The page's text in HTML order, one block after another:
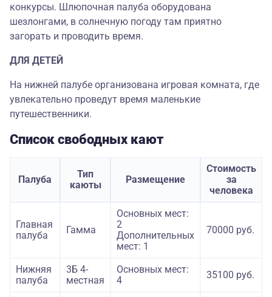
конкурсы. Шлюпочная палуба оборудована
шезлонгами, в солнечную погоду там приятно
загорать и проводить время.
ДЛЯ ДЕТЕЙ
На нижней палубе организована игровая комната, где
увлекательно проведут время маленькие
путешественники.
Список свободных кают
Палуба
Тип
каюты
Размещение
Стоимость
за
человека
Главная
палуба
Гамма
Основных мест:
2
Дополнительных
мест: 1
70000 руб.
Нижняя
палуба
3Б 4-
местная
Основных мест:
4
35100 руб.